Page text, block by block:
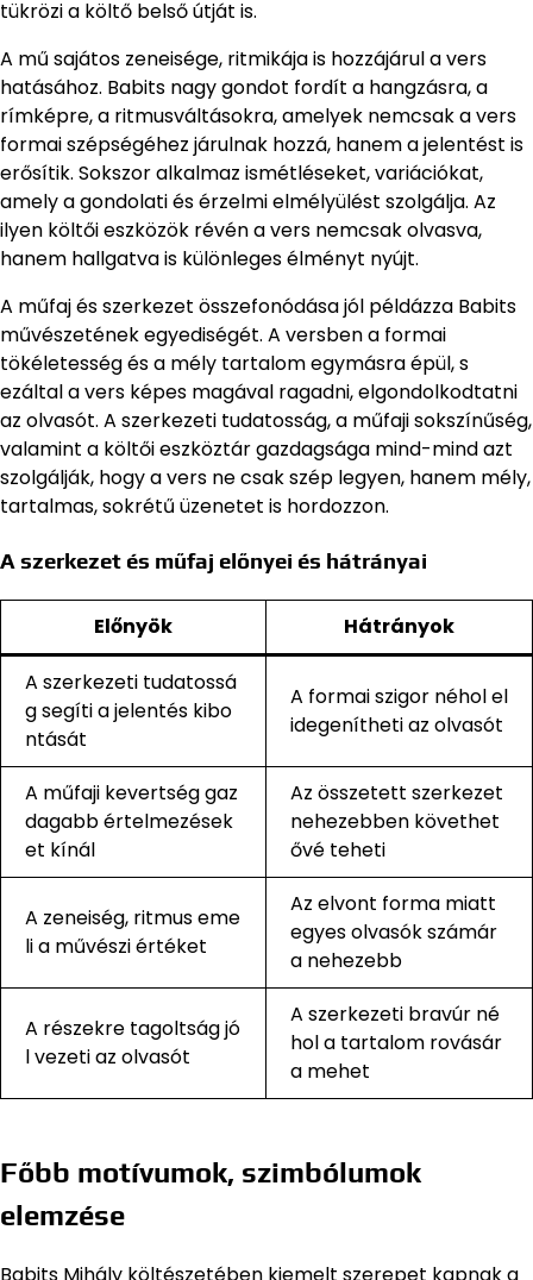
tükrözi a költő belső útját is.
A mű sajátos zeneisége, ritmikája is hozzájárul a vers
hatásához. Babits nagy gondot fordít a hangzásra, a
rímképre, a ritmusváltásokra, amelyek nemcsak a vers
formai szépségéhez járulnak hozzá, hanem a jelentést is
erősítik. Sokszor alkalmaz ismétléseket, variációkat,
amely a gondolati és érzelmi elmélyülést szolgálja. Az
ilyen költői eszközök révén a vers nemcsak olvasva,
hanem hallgatva is különleges élményt nyújt.
A műfaj és szerkezet összefonódása jól példázza Babits
művészetének egyediségét. A versben a formai
tökéletesség és a mély tartalom egymásra épül, s
ezáltal a vers képes magával ragadni, elgondolkodtatni
az olvasót. A szerkezeti tudatosság, a műfaji sokszínűség,
valamint a költői eszköztár gazdagsága mind-mind azt
szolgálják, hogy a vers ne csak szép legyen, hanem mély,
tartalmas, sokrétű üzenetet is hordozzon.
A szerkezet és műfaj előnyei és hátrányai
Előnyök Hátrányok
A szerkezeti tudatossá
g segíti a jelentés kibo
ntását
A formai szigor néhol el
idegenítheti az olvasót
A műfaji kevertség gaz
dagabb értelmezések
et kínál
Az összetett szerkezet
nehezebben követhet
ővé teheti
A zeneiség, ritmus eme
li a művészi értéket
Az elvont forma miatt
egyes olvasók számár
a nehezebb
A részekre tagoltság jó
l vezeti az olvasót
A szerkezeti bravúr né
hol a tartalom rovásár
a mehet
Főbb motívumok, szimbólumok
elemzése
Babits Mihály költészetében kiemelt szerepet kapnak a